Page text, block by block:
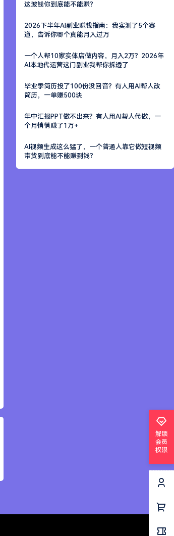
这波钱你到底能不能赚？
2026下半年AI副业赚钱指南：我实测了5个赛
道，告诉你哪个真能月入过万
一个人帮10家实体店做内容，月入2万？2026年
AI本地代运营这门副业我帮你拆透了
毕业季简历投了100份没回音？有人用AI帮人改
简历，一单赚500块
年中汇报PPT做不出来？有人用AI帮人代做，一
个月悄悄赚了1万+
AI视频生成这么猛了，一个普通人靠它做短视频
带货到底能不能赚到钱？
解锁
会员
权限